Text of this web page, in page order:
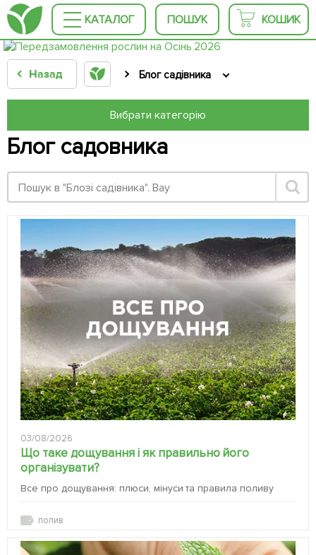
КАТАЛОГ ПОШУК КОШИК
Назад Блог садівника
Вибрати категорію
Блог садовника
03/08/2026
Що таке дощування і як правильно його
організувати?
Все про дощування: плюси, мінуси та правила поливу
полив